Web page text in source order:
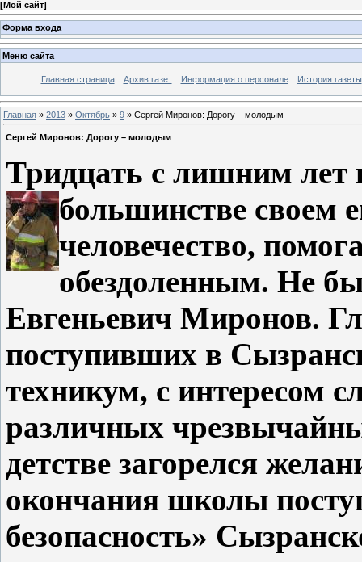
[Мой сайт]
Форма входа
Меню сайта
Главная страница Архив газет Информация о персонале История газеты
Главная » 2013 » Октябрь » 9 » Сергей Миронов: Дорогу – молодым
Сергей Миронов: Дорогу – молодым
Тридцать с лишним лет
большинстве своем
человечество,
обездоленным. Не
Евгеньевич Миронов.
поступивших в
техникум, с интересом
различных
детстве загорелся
окончания школы
безопасность»